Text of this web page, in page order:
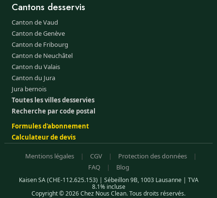
Cantons desservis
Canton de Vaud
Canton de Genève
Canton de Fribourg
Canton de Neuchâtel
Canton du Valais
Canton du Jura
Jura bernois
Toutes les villes desservies
Recherche par code postal
Formules d'abonnement
Calculateur de devis
Mentions légales | CGV | Protection des données
|
FAQ
| Blog
Kaisen SA (CHE-112.625.153) | Sébeillon 9B, 1003 Lausanne | TVA
8.1% incluse
Copyright © 2026 Chez Nous Clean. Tous droits réservés.